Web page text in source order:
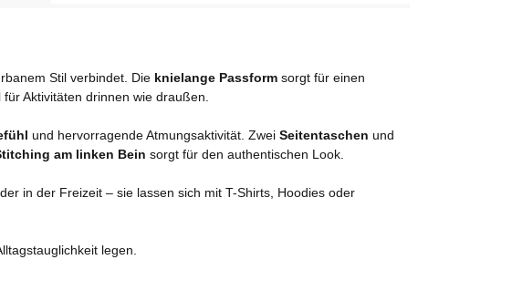
Stil verbindet. Die knielange Passform sorgt für einen
Aktivitäten drinnen wie draußen.
und hervorragende Atmungsaktivität. Zwei Seitentaschen und
am linken Bein sorgt für den authentischen Look.
in der Freizeit – sie lassen sich mit T-Shirts, Hoodies oder
legen.